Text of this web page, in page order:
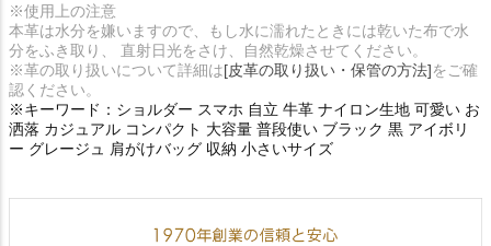
※使用上の注意
本革は水分を嫌いますので、もし水に濡れたときには乾いた布で水
分をふき取り、 直射日光をさけ、自然乾燥させてください。
※革の取り扱いについて詳細は[皮革の取り扱い・保管の方法]をご確
認ください。
※キーワード：ショルダー スマホ 自立 牛革 ナイロン生地 可愛い お
洒落 カジュアル コンパクト 大容量 普段使い ブラック 黒 アイボリ
ー グレージュ 肩がけバッグ 収納 小さいサイズ